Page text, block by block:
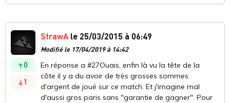
0
1
StrawA le 25/03/2015 à 06:49
Modifié le 17/04/2019 à 14:42
En réponse a #27Ouais, enfin là vu la tête de la
côte il y a du avoir de très grosses sommes
d'argent de joué sur ce match. Et j'imagine mal
d'aussi gros paris sans "garantie de gagner". Pour